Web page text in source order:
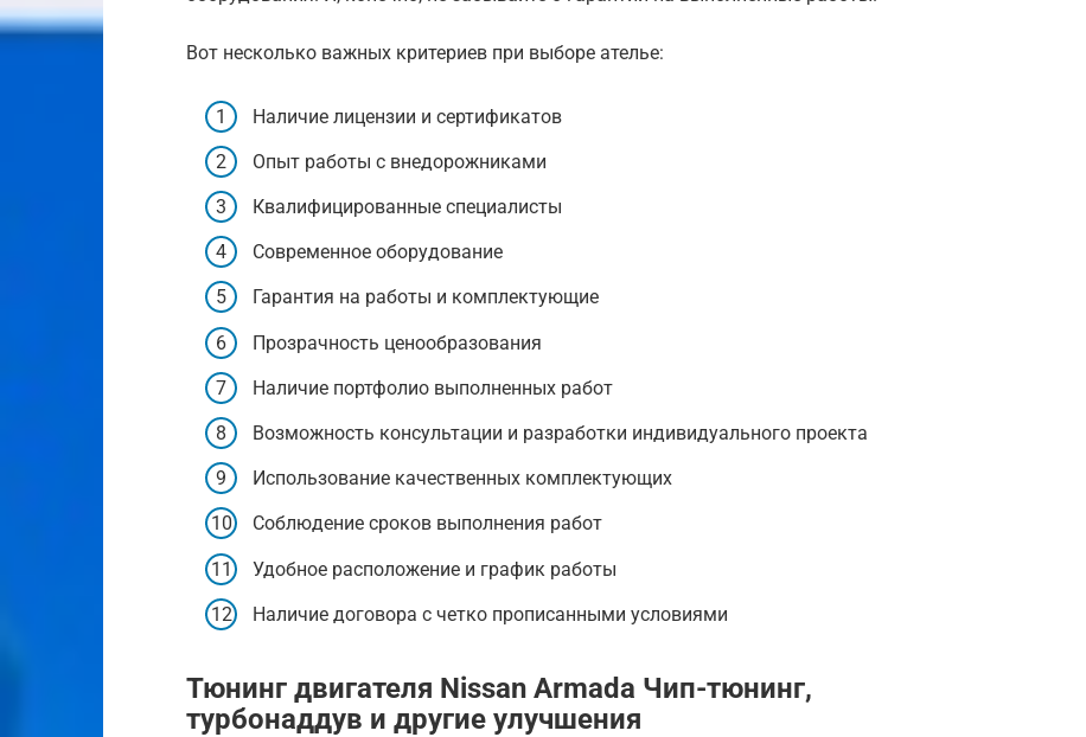
Вот несколько важных критериев при выборе ателье:
Наличие лицензии и сертификатов
Опыт работы с внедорожниками
Квалифицированные специалисты
Современное оборудование
Гарантия на работы и комплектующие
Прозрачность ценообразования
Наличие портфолио выполненных работ
Возможность консультации и разработки индивидуального проекта
Использование качественных комплектующих
Соблюдение сроков выполнения работ
Удобное расположение и график работы
Наличие договора с четко прописанными условиями
Тюнинг двигателя Nissan Armada Чип-тюнинг,
турбонаддув и другие улучшения